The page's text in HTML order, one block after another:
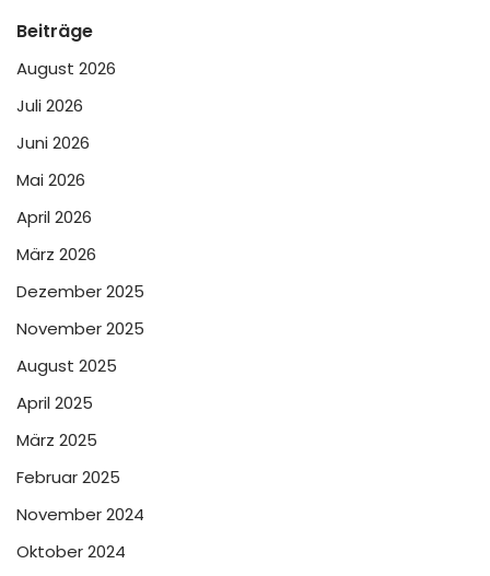
Beiträge
August 2026
Juli 2026
Juni 2026
Mai 2026
April 2026
März 2026
Dezember 2025
November 2025
August 2025
April 2025
März 2025
Februar 2025
November 2024
Oktober 2024